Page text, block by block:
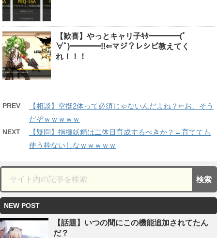
【歓喜】やっとキャリ子ｷﾀ━━━━(ﾟ
∀ﾟ)━━━━!!⇐マジ？レシピ教えてく
れ！！！
PREV
【相談】空挺2体って必須じゃないんだよね？⇐お、そう
だぞｗｗｗｗｗ
NEXT
【疑問】指揮妖精は二体目育成するべきか？←育てても
使う枠ないしなｗｗｗｗｗ
NEW POST
【話題】いつの間にこの機能追加されてたん
だ？